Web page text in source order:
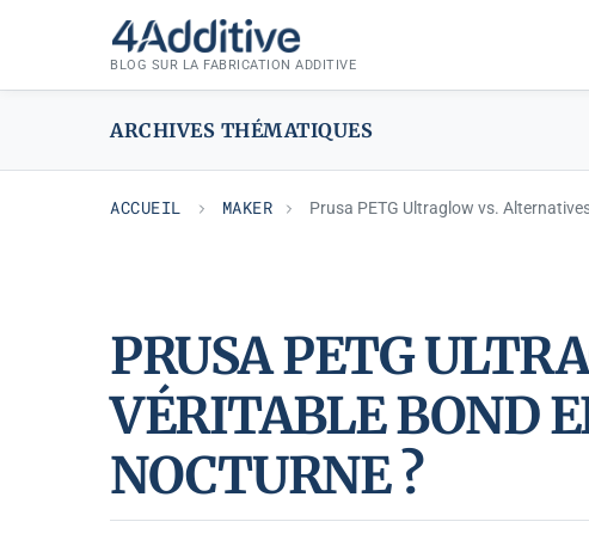
BLOG SUR LA FABRICATION ADDITIVE
ARCHIVES THÉMATIQUES
ACCUEIL MAKER Prusa PETG Ultraglow vs.
PRUSA PETG
VÉRITABLE BOND
NOCTURNE ?